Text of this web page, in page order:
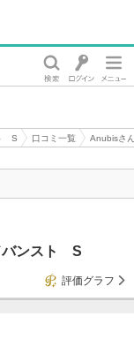
S 口コミ一覧
Anubisさ
バンスト S
評価グラフ